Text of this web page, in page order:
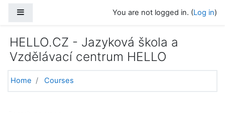
You are not logged in. (Log in)
HELLO.CZ - Jazyková škola a
Vzdělávací centrum HELLO
Home Courses